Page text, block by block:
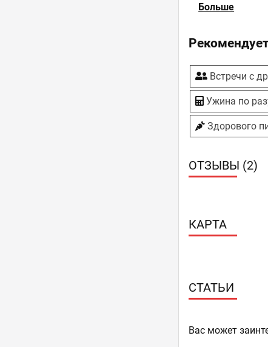
Мастер-
Больше
Встречи с
Ужина по
Здорового
ОТЗЫВЫ (2)
КАРТА
СТАТЬИ
Ваc может